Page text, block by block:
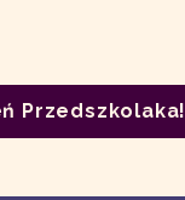
Przedszkolaka!